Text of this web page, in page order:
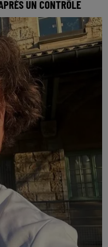
UN CONTRÔLE